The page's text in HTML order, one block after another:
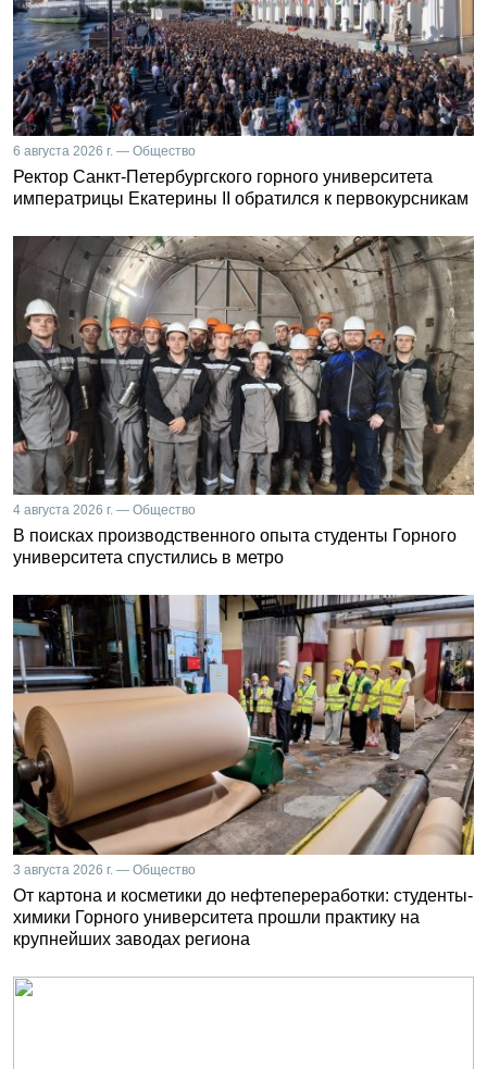
6 августа 2026 г. — Общество
Ректор Санкт-Петербургского горного университета
императрицы Екатерины II обратился к первокурсникам
4 августа 2026 г. — Общество
В поисках производственного опыта студенты Горного
университета спустились в метро
3 августа 2026 г. — Общество
От картона и косметики до нефтепереработки: студенты-
химики Горного университета прошли практику на
крупнейших заводах региона